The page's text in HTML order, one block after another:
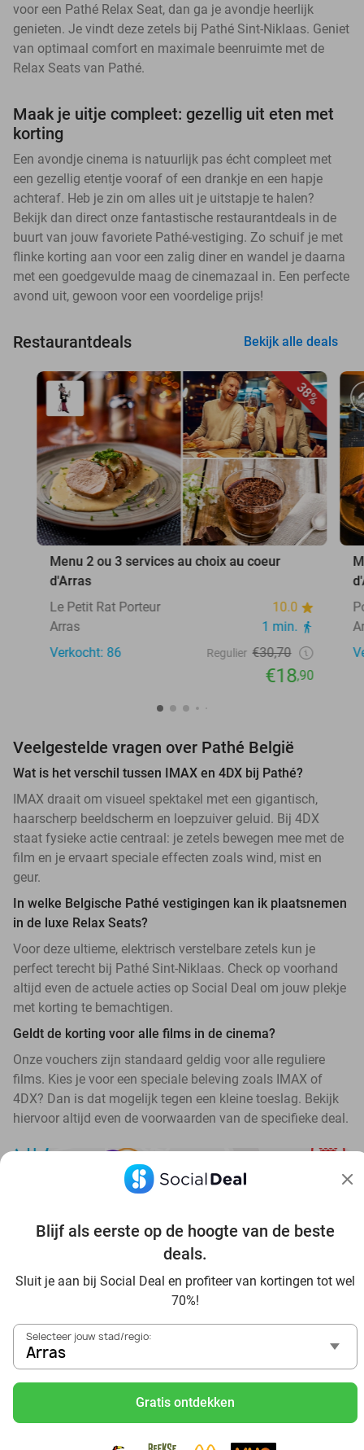
Blijf als eerste op de hoogte van de beste
deals.
Sluit je aan bij Social Deal en profiteer van kortingen tot wel
70%!
Selecteer jouw stad/regio:
Arras
Gratis ontdekken
voor een Pathé Relax Seat, dan ga je avondje heerlijk
genieten. Je vindt deze zetels bij Pathé Sint-Niklaas. Geniet
van optimaal comfort en maximale beenruimte met de
Relax Seats van Pathé.
Maak je uitje compleet: gezellig uit eten met
korting
Een avondje cinema is natuurlijk pas écht compleet met
een gezellig etentje vooraf of een drankje en een hapje
achteraf. Heb je zin om alles uit je uitstapje te halen?
Bekijk dan direct onze fantastische restaurantdeals in de
buurt van jouw favoriete Pathé-vestiging. Zo schuif je met
flinke korting aan voor een zalig diner en wandel je daarna
met een goedgevulde maag de cinemazaal in. Een perfecte
avond uit, gewoon voor een voordelige prijs!
Restaurantdeals Bekijk alle deals
38%
Menu 2 ou 3 services au choix au coeur
d'Arras
Le Petit Rat Porteur
10.0
Arras
1 min.
Verkocht: 86
Regulier €30,70
€18,90
Veelgestelde vragen over Pathé België
Wat is het verschil tussen IMAX en 4DX bij Pathé?
IMAX draait om visueel spektakel met een gigantisch,
haarscherp beeldscherm en loepzuiver geluid. Bij 4DX
staat fysieke actie centraal: je zetels bewegen mee met de
film en je ervaart speciale effecten zoals wind, mist en
geur.
In welke Belgische Pathé vestigingen kan ik plaatsnemen
in de luxe Relax Seats?
Voor deze ultieme, elektrisch verstelbare zetels kun je
perfect terecht bij Pathé Sint-Niklaas. Check op voorhand
altijd even de actuele acties op Social Deal om jouw plekje
met korting te bemachtigen.
Geldt de korting voor alle films in de cinema?
Onze vouchers zijn standaard geldig voor alle reguliere
films. Kies je voor een speciale beleving zoals IMAX of
4DX? Dan is dat mogelijk tegen een kleine toeslag. Bekijk
hiervoor altijd even de voorwaarden van de specifieke deal.
Ontdek alle topdeals in jouw omgeving
Voordelig genieten in Arras: haal deal-inspiratie uit onze
Visitez Eauzone SPA à prix réduit à Arras
Allez au spa à Arras et ses environs